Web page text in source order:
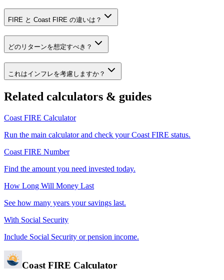
FIRE と Coast FIRE の違いは？
どのリターンを想定すべき？
これはインフレを考慮しますか？
Related calculators & guides
Coast FIRE Calculator
Run the main calculator and check your Coast FIRE status.
Coast FIRE Number
Find the amount you need invested today.
How Long Will Money Last
See how many years your savings last.
With Social Security
Include Social Security or pension income.
Coast FIRE Calculator